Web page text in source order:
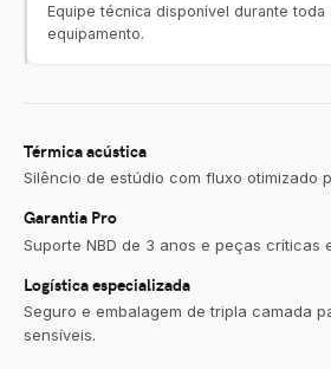
Equipe técnica disponível durante toda
equipamento.
Térmica acústica
Silêncio de estúdio com fluxo otimizado
Garantia Pro
Suporte NBD de 3 anos e peças críticas
Logística especializada
Seguro e embalagem de tripla camada
sensíveis.